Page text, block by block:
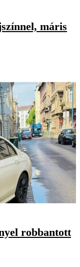
máris
robbantott